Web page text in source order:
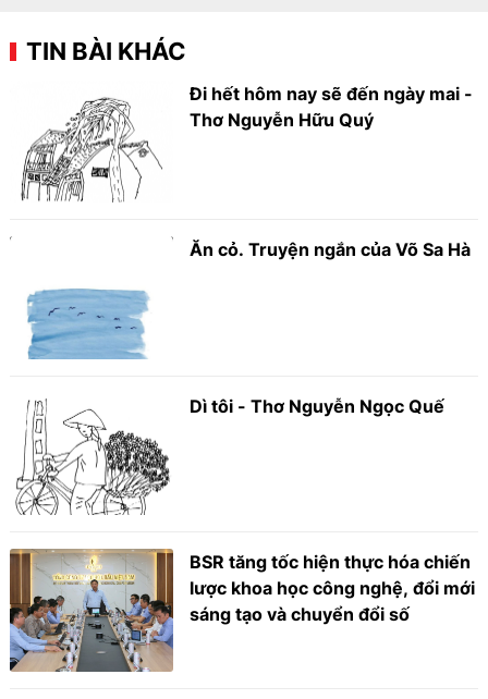
TIN BÀI KHÁC
Đi hết hôm nay sẽ đến ngày mai -
Thơ Nguyễn Hữu Quý
Ăn cỏ. Truyện ngắn của Võ Sa Hà
Dì tôi - Thơ Nguyễn Ngọc Quế
BSR tăng tốc hiện thực hóa chiến
lược khoa học công nghệ, đổi mới
sáng tạo và chuyển đổi số